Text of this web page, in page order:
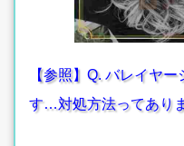
【参照】Q. バレイヤ
す…対処方法ってあり